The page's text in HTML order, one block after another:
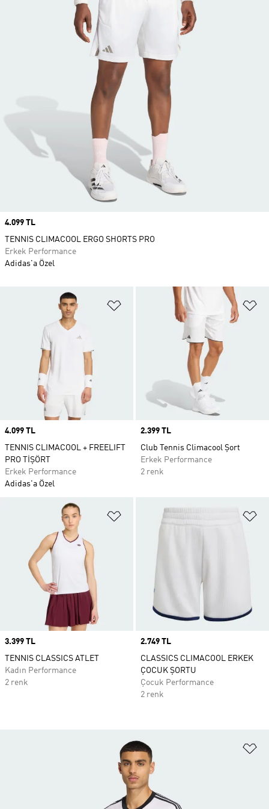
Favori Listesine Ekle
Price
4.099 TL
TENNIS CLIMACOOL + FREELIFT
PRO TİŞÖRT
Erkek Performance
Adidas'a Özel
Price
2.399 TL
Club Tennis Climacool Şort
Erkek Performance
2 renk
Favori Listesine Ekle
Price
3.399 TL
TENNIS CLASSICS ATLET
Kadın Performance
2 renk
Price
2.749 TL
CLASSICS CLIMACOOL ERKEK
ÇOCUK ŞORTU
Çocuk Performance
2 renk
Price
4.099 TL
TENNIS CLIMACOOL ERGO SHORTS PRO
Erkek Performance
Adidas'a Özel